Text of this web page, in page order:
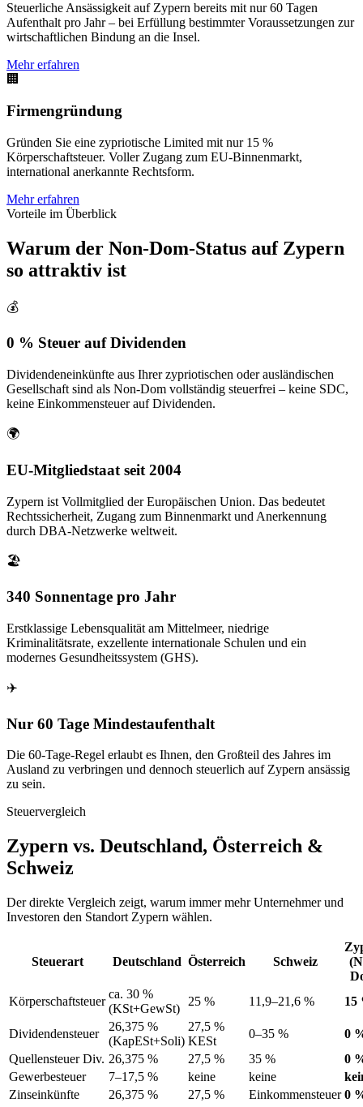
Steuerliche Ansässigkeit auf Zypern bereits mit nur 60 Tagen
Aufenthalt pro Jahr – bei Erfüllung bestimmter Voraussetzungen zur
wirtschaftlichen Bindung an die Insel.
Mehr erfahren
🏢
Firmengründung
Gründen Sie eine zypriotische Limited mit nur 15 %
Körperschaftsteuer. Voller Zugang zum EU-Binnenmarkt,
international anerkannte Rechtsform.
Mehr erfahren
Vorteile im Überblick
Warum der Non-Dom-Status auf Zypern
so attraktiv ist
💰
0 % Steuer auf Dividenden
Dividendeneinkünfte aus Ihrer zypriotischen oder ausländischen
Gesellschaft sind als Non-Dom vollständig steuerfrei – keine SDC,
keine Einkommensteuer auf Dividenden.
🌍
EU-Mitgliedstaat seit 2004
Zypern ist Vollmitglied der Europäischen Union. Das bedeutet
Rechtssicherheit, Zugang zum Binnenmarkt und Anerkennung
durch DBA-Netzwerke weltweit.
🏖️
340 Sonnentage pro Jahr
Erstklassige Lebensqualität am Mittelmeer, niedrige
Kriminalitätsrate, exzellente internationale Schulen und ein
modernes Gesundheitssystem (GHS).
✈️
Nur 60 Tage Mindestaufenthalt
Die 60-Tage-Regel erlaubt es Ihnen, den Großteil des Jahres im
Ausland zu verbringen und dennoch steuerlich auf Zypern ansässig
zu sein.
Steuervergleich
Zypern vs. Deutschland, Österreich &
Schweiz
Der direkte Vergleich zeigt, warum immer mehr Unternehmer und
Investoren den Standort Zypern wählen.
Steuerart Deutschland Österreich Schweiz
Körperschaftsteuer
ca. 30 %
(KSt+GewSt)
25 % 11,9–21,6 % 15
Dividendensteuer
26,375 %
(KapESt+Soli)
27,5 %
KESt
0–35 %
0
Quellensteuer Div. 26,375 % 27,5 % 35 %
0
Gewerbesteuer
7–17,5 % keine keine
Zinseinkünfte
26,375 % 27,5 % Einkommensteuer 0